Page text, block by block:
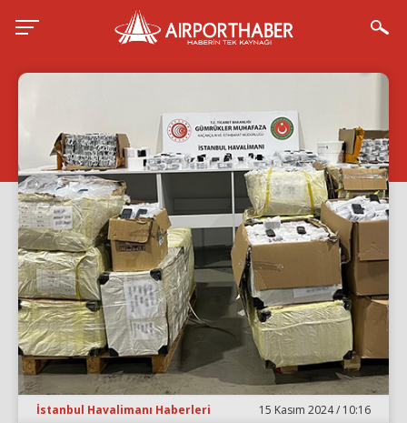
İstanbul Havalimanı Haberleri 15 Kasım 2024 / 10:16